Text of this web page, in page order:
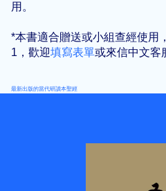
用。
*本書適合贈送或小組查經使用
1，歡迎填寫表單或來信中文客
最新出版的當代研讀本聖經